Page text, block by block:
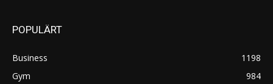
POPULÄRT
Business
1198
Gym
984